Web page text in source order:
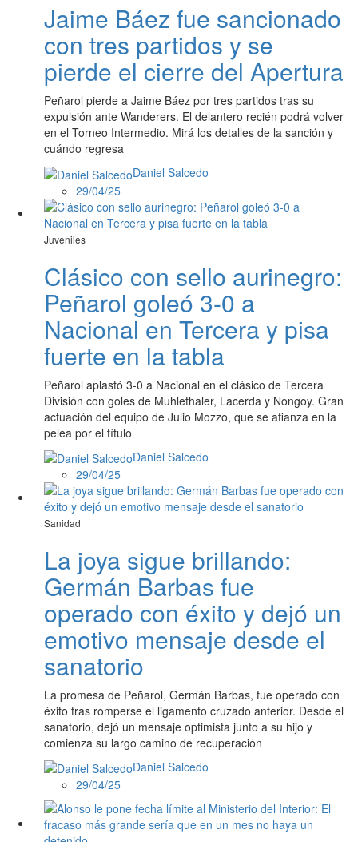
Jaime Báez fue sancionado
con tres partidos y se
pierde el cierre del Apertura
Peñarol pierde a Jaime Báez por tres partidos tras su
expulsión ante Wanderers. El delantero recién podrá volver
en el Torneo Intermedio. Mirá los detalles de la sanción y
cuándo regresa
Daniel Salcedo
29/04/25
Juveniles
Clásico con sello aurinegro:
Peñarol goleó 3-0 a
Nacional en Tercera y pisa
fuerte en la tabla
Peñarol aplastó 3-0 a Nacional en el clásico de Tercera
División con goles de Muhlethaler, Lacerda y Nongoy. Gran
actuación del equipo de Julio Mozzo, que se afianza en la
pelea por el título
Daniel Salcedo
29/04/25
Sanidad
La joya sigue brillando:
Germán Barbas fue
operado con éxito y dejó un
emotivo mensaje desde el
sanatorio
La promesa de Peñarol, Germán Barbas, fue operado con
éxito tras romperse el ligamento cruzado anterior. Desde el
sanatorio, dejó un mensaje optimista junto a su hijo y
comienza su largo camino de recuperación
Daniel Salcedo
29/04/25